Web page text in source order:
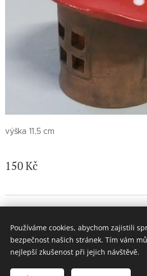
výška 11,5 cm
150Kč
Vytvořeno službouWebnode
Používáme cookies, abychom zajistili
bezpečnost našich stránek. Tím vám
nejlepší zkušenost při jejich návštěvě.